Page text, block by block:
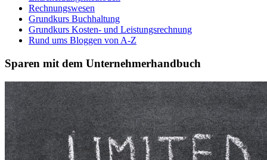
Rechnungswesen
Grundkurs Buchhaltung
Grundkurs Kosten- und Leistungsrechnung
Rund ums Bloggen von A-Z
Sparen mit dem Unternehmerhandbuch